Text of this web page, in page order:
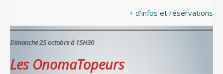
+ d’infos et réservations
Dimanche 25 octobre à 15H30
Les OnomaTopeurs